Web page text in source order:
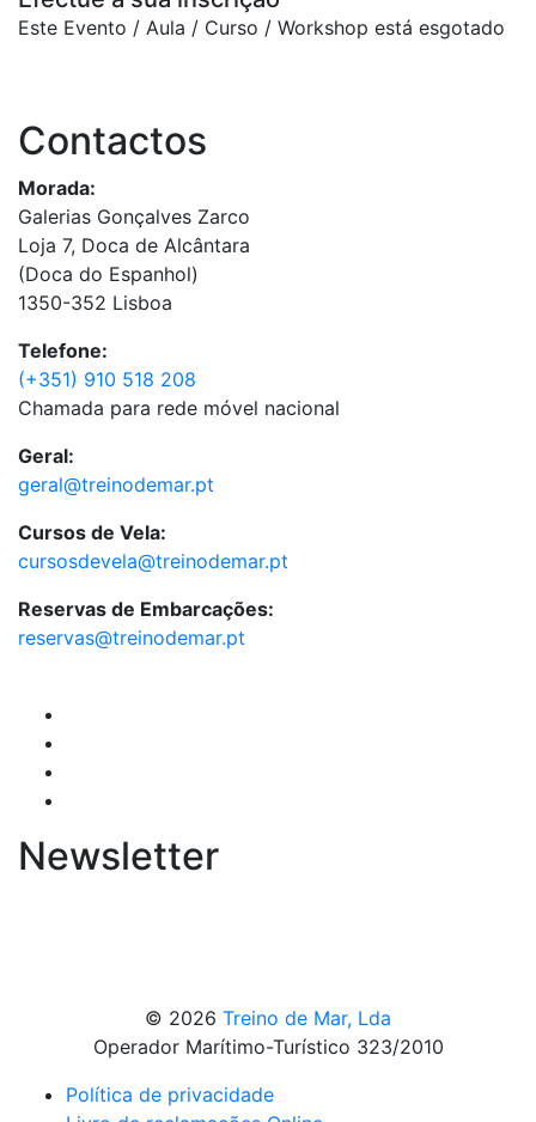
Este Evento / Aula / Curso / Workshop está esgotado
Contactos
Morada:
Galerias Gonçalves Zarco
Loja 7, Doca de Alcântara
(Doca do Espanhol)
1350-352 Lisboa
Telefone:
(+351) 910 518 208
Chamada para rede móvel nacional
Geral:
geral@treinodemar.pt
Cursos de Vela:
cursosdevela@treinodemar.pt
Reservas de Embarcações:
reservas@treinodemar.pt
Newsletter
© 2026 Treino de Mar, Lda
Operador Marítimo-Turístico 323/2010
Política de privacidade